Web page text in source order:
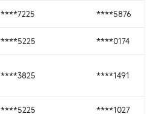
****7225 ****5876
****5225 ****0174
****3825 ****1491
****5225 ****1027